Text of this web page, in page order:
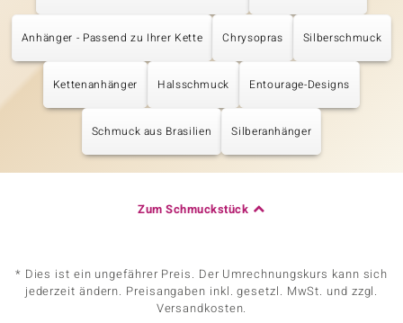
Anhänger - Passend zu Ihrer Kette Chrysopras Silberschmuck
Kettenanhänger Halsschmuck Entourage-Designs
Schmuck aus Brasilien Silberanhänger
Zum Schmuckstück
* Dies ist ein ungefährer Preis. Der Umrechnungskurs kann sich
jederzeit ändern. Preisangaben inkl. gesetzl. MwSt. und zzgl.
Versandkosten.